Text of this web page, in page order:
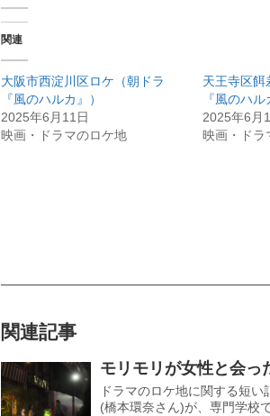
関連
大阪市西淀川区ロケ（朝ドラ
『風のハルカ』）
2025年6月11日
映画・ドラマのロケ地
天王寺区餌
『風のハル
2025年6月
映画・ドラ
関連記事
モリモリが女性と会っ
ドラマのロケ地に関する短
(橋本環奈さん)が、専門学校